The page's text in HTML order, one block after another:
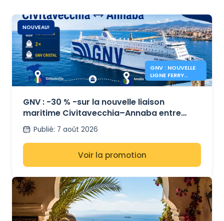
NOUVEAU!
GNV : NOUVELLE
LIGNE FERRY
CIVITAVECCHIA
GNV : -30 % -sur la nouvelle liaison
maritime Civitavecchia–Annaba entre
l’Italie et l’Algérie
Publié: 7 août 2026
Voir la promotion